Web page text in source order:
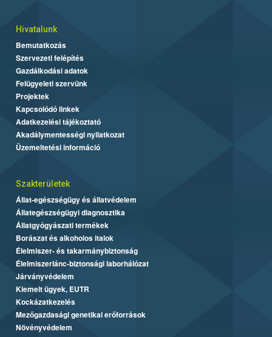
Hivatalunk
Bemutatkozás
Szervezeti felépítés
Gazdálkodási adatok
Felügyeleti szervünk
Projektek
Kapcsolódó linkek
Adatkezelési tájékoztató
Akadálymentességi nyilatkozat
Üzemeltetési információ
Szakterületek
Állat-egészségügy és állatvédelem
Állategészségügyi diagnosztika
Állatgyógyászati termékek
Borászat és alkoholos italok
Élelmiszer- és takarmánybiztonság
Élelmiszerlánc-biztonsági laborhálózat
Járványvédelem
Kiemelt ügyek, EUTR
Kockázatkezelés
Mezőgazdasági genetikai erőforrások
Növényvédelem